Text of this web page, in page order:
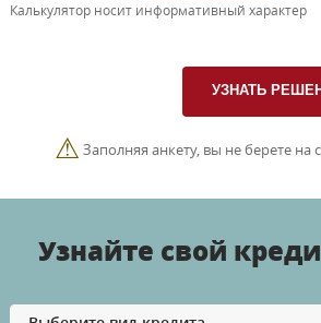
Калькулятор носит информативный характер
⚠ Заполняя анкету, вы не берете на
Узнайте свой